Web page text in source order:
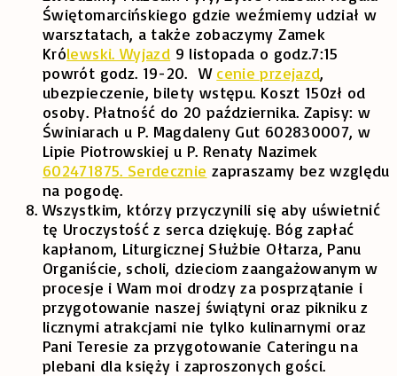
Świętomarcińskiego gdzie weźmiemy udział w
warsztatach, a także zobaczymy Zamek
Królewski. Wyjazd 9 listopada o godz.7:15
powrót godz. 19-20. W cenie przejazd,
ubezpieczenie, bilety wstępu. Koszt 150zł od
osoby. Płatność do 20 października. Zapisy: w
Świniarach u P. Magdaleny Gut 602830007, w
Lipie Piotrowskiej u P. Renaty Nazimek
602471875. Serdecznie zapraszamy bez względu
na pogodę.
Wszystkim, którzy przyczynili się aby uświetnić
tę Uroczystość z serca dziękuję. Bóg zapłać
kapłanom, Liturgicznej Służbie Ołtarza, Panu
Organiście, scholi, dzieciom zaangażowanym w
procesje i Wam moi drodzy za posprzątanie i
przygotowanie naszej świątyni oraz pikniku z
licznymi atrakcjami nie tylko kulinarnymi oraz
Pani Teresie za przygotowanie Cateringu na
plebani dla księży i zaproszonych gości.